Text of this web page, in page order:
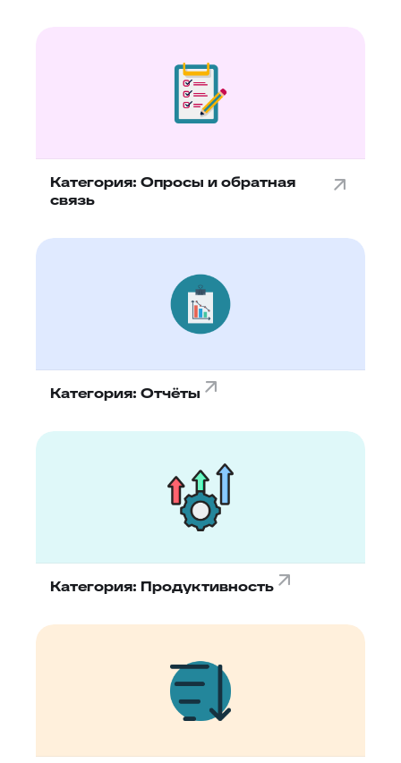
Категория: Опросы и обратная
связь
Категория: Отчёты
Категория: Продуктивность